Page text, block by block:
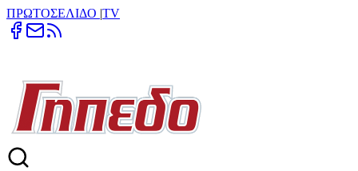
ΠΡΩΤΟΣΕΛΙΔΟ |TV